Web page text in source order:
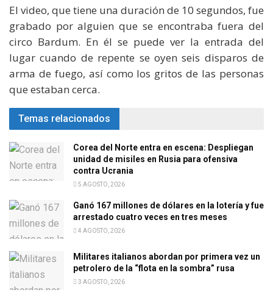
El video, que tiene una duración de 10 segundos, fue
grabado por alguien que se encontraba fuera del
circo Bardum. En él se puede ver la entrada del
lugar cuando de repente se oyen seis disparos de
arma de fuego, así como los gritos de las personas
que estaban cerca.
Temas relacionados
Corea del Norte entra en escena: Despliegan
unidad de misiles en Rusia para ofensiva
contra Ucrania
5 AGOSTO, 2026
Ganó 167 millones de dólares en la lotería y fue
arrestado cuatro veces en tres meses
4 AGOSTO, 2026
Militares italianos abordan por primera vez un
petrolero de la “flota en la sombra” rusa
3 AGOSTO, 2026